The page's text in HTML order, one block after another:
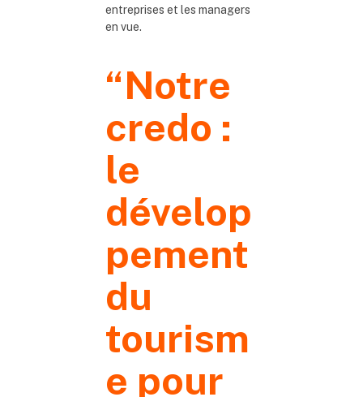
entreprises et les managers
en vue.
“Notre
credo :
le
dévelop
pement
du
tourism
e pour